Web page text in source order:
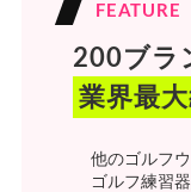
FEATURE
200ブラ
業界最
他のゴルフ
ゴルフ練習